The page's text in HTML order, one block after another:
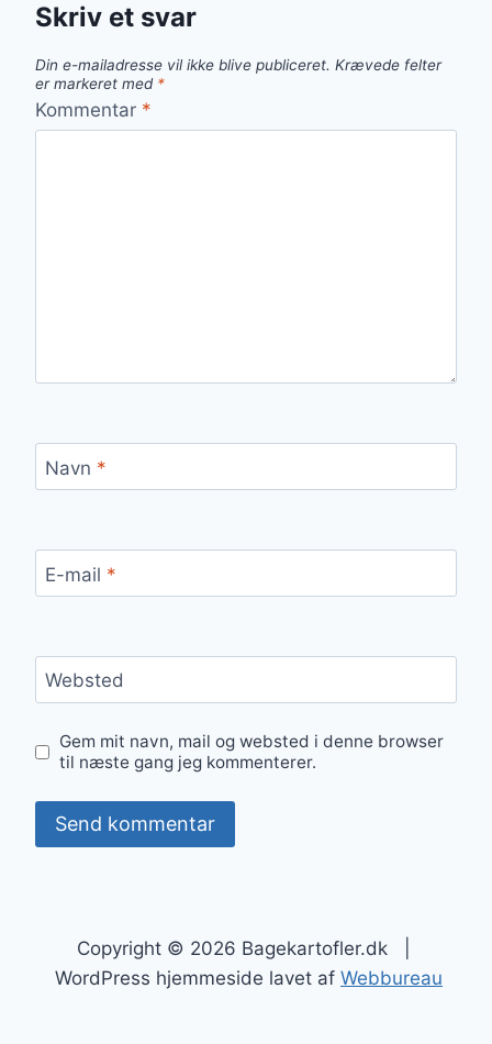
Skriv et svar
Din e-mailadresse vil ikke blive publiceret. Krævede felter
er markeret med *
Kommentar *
Navn *
E-mail *
Websted
Gem mit navn, mail og websted i denne browser
til næste gang jeg kommenterer.
Copyright © 2026 Bagekartofler.dk |
WordPress hjemmeside lavet af Webbureau